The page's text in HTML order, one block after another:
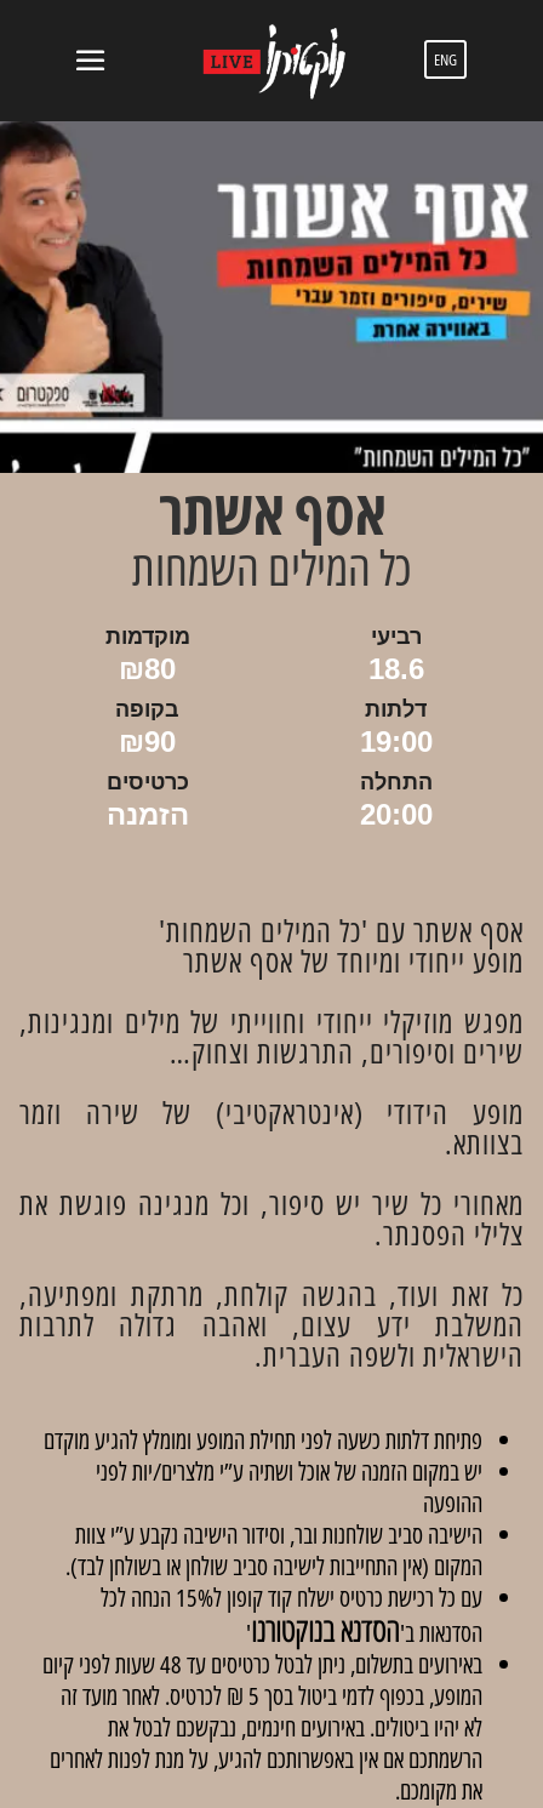
ENG
אסף אשתר
כל המילים השמחות
רביעי
18.6
מוקדמות
₪80
דלתות
19:00
בקופה
₪90
התחלה
20:00
כרטיסים
הזמנה
אסף אשתר עם 'כל המילים השמחות'
מופע ייחודי ומיוחד של אסף אשתר
מפגש מוזיקלי ייחודי וחווייתי של מילים ומנגינות,
שירים וסיפורים, התרגשות וצחוק…
מופע הידודי (אינטראקטיבי) של שירה וזמר
בצוותא.
מאחורי כל שיר יש סיפור, וכל מנגינה פוגשת את
צלילי הפסנתר.
כל זאת ועוד, בהגשה קולחת, מרתקת ומפתיעה,
המשלבת ידע עצום, ואהבה גדולה לתרבות
הישראלית ולשפה העברית.
פתיחת דלתות כשעה לפני תחילת המופע ומומלץ להגיע מוקדם
יש במקום הזמנה של אוכל ושתיה ע”י מלצרים/יות לפני
ההופעה
הישיבה סביב שולחנות ובר, וסידור הישיבה נקבע ע”י צוות
המקום (אין התחייבות לישיבה סביב שולחן או בשולחן לבד).
עם כל רכישת כרטיס ישלח קוד קופון ל15% הנחה לכל
הסדנאות ב'הסדנא בנוקטורנו'
באירועים בתשלום, ניתן לבטל כרטיסים עד 48 שעות לפני קיום
המופע, בכפוף לדמי ביטול בסך 5 ₪ לכרטיס. לאחר מועד זה
לא יהיו ביטולים. באירועים חינמים, נבקשכם לבטל את
הרשמתכם אם אין באפשרותכם להגיע, על מנת לפנות לאחרים
את מקומכם.